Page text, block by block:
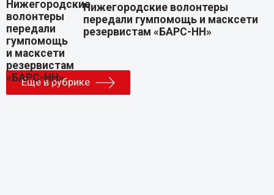
Нижегородские волонтеры
передали гумпомощь и масксети
резервистам «БАРС-НН»
Еще в рубрике